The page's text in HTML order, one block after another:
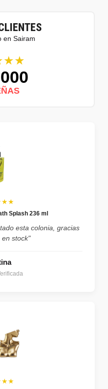
en Sairam
Splash 236 ml
esta colonia, gracias
stock"